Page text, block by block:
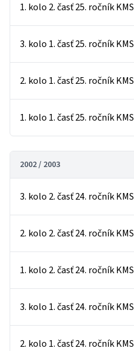
1. kolo 2. časť 25. ročník KMS
3. kolo 1. časť 25. ročník KMS
2. kolo 1. časť 25. ročník KMS
1. kolo 1. časť 25. ročník KMS
2002 / 2003
3. kolo 2. časť 24. ročník KMS
2. kolo 2. časť 24. ročník KMS
1. kolo 2. časť 24. ročník KMS
3. kolo 1. časť 24. ročník KMS
2. kolo 1. časť 24. ročník KMS